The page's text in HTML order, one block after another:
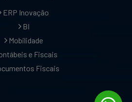
ERP Inovação
BI
Mobilidade
e Fiscais
Fiscais